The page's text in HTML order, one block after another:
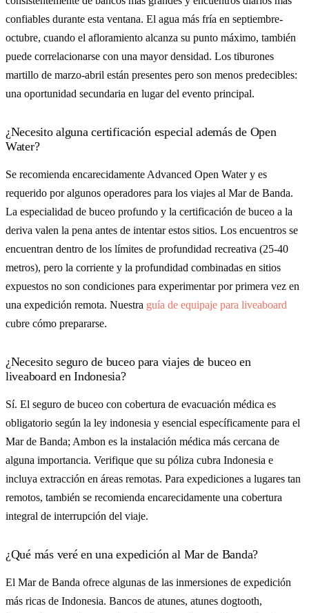
confiables durante esta ventana. El agua más fría en septiembre-
octubre, cuando el afloramiento alcanza su punto máximo, también
puede correlacionarse con una mayor densidad. Los tiburones
martillo de marzo-abril están presentes pero son menos predecibles:
una oportunidad secundaria en lugar del evento principal.
¿Necesito alguna certificación especial además de Open
Water?
Se recomienda encarecidamente Advanced Open Water y es
requerido por algunos operadores para los viajes al Mar de Banda.
La especialidad de buceo profundo y la certificación de buceo a la
deriva valen la pena antes de intentar estos sitios. Los encuentros se
encuentran dentro de los límites de profundidad recreativa (25-40
metros), pero la corriente y la profundidad combinadas en sitios
expuestos no son condiciones para experimentar por primera vez en
una expedición remota. Nuestra guía de equipaje para liveaboard
cubre cómo prepararse.
¿Necesito seguro de buceo para viajes de buceo en
liveaboard en Indonesia?
Sí. El seguro de buceo con cobertura de evacuación médica es
obligatorio según la ley indonesia y esencial específicamente para el
Mar de Banda; Ambon es la instalación médica más cercana de
alguna importancia. Verifique que su póliza cubra Indonesia e
incluya extracción en áreas remotas. Para expediciones a lugares tan
remotos, también se recomienda encarecidamente una cobertura
integral de interrupción del viaje.
¿Qué más veré en una expedición al Mar de Banda?
El Mar de Banda ofrece algunas de las inmersiones de expedición
más ricas de Indonesia. Bancos de atunes, atunes dogtooth,